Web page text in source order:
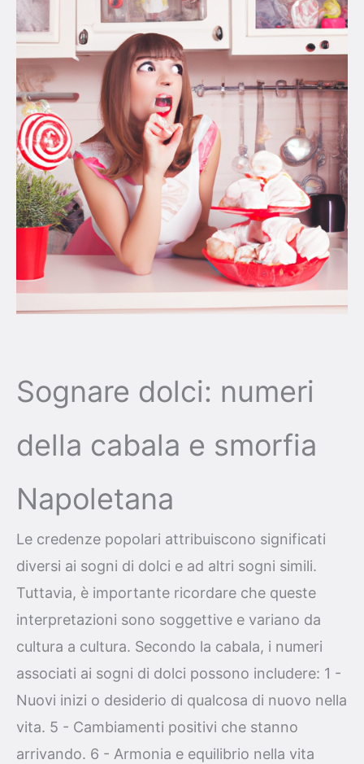
Sognare dolci: numeri
della cabala e smorfia
Napoletana
Le credenze popolari attribuiscono significati
diversi ai sogni di dolci e ad altri sogni simili.
Tuttavia, è importante ricordare che queste
interpretazioni sono soggettive e variano da
cultura a cultura. Secondo la cabala, i numeri
associati ai sogni di dolci possono includere: 1 -
Nuovi inizi o desiderio di qualcosa di nuovo nella
vita. 5 - Cambiamenti positivi che stanno
arrivando. 6 - Armonia e equilibrio nella vita